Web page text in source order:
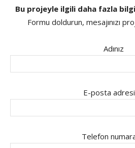
Bu projeyle ilgili daha fazla
Formu doldurun, mesajınızı
Adınız
E-posta
Telefon